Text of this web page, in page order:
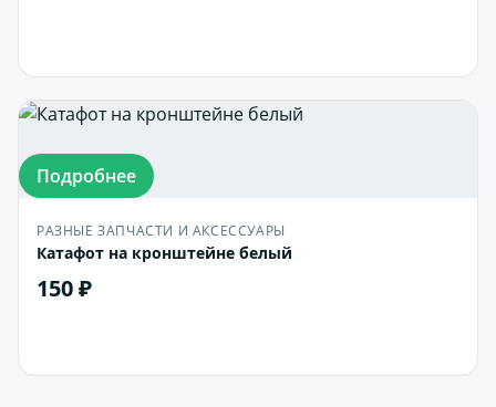
Подробнее
РАЗНЫЕ ЗАПЧАСТИ И АКСЕССУАРЫ
Катафот на кронштейне белый
150 ₽